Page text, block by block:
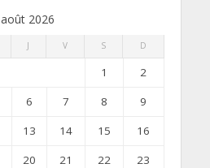
août 2026
J V S D
1
2
6 7 8
9
13 14 15
16
20 21 22
23